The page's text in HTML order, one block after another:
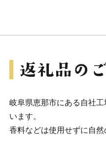
岐阜県恵那市にある自社
います。
香料などは使用せずに自然